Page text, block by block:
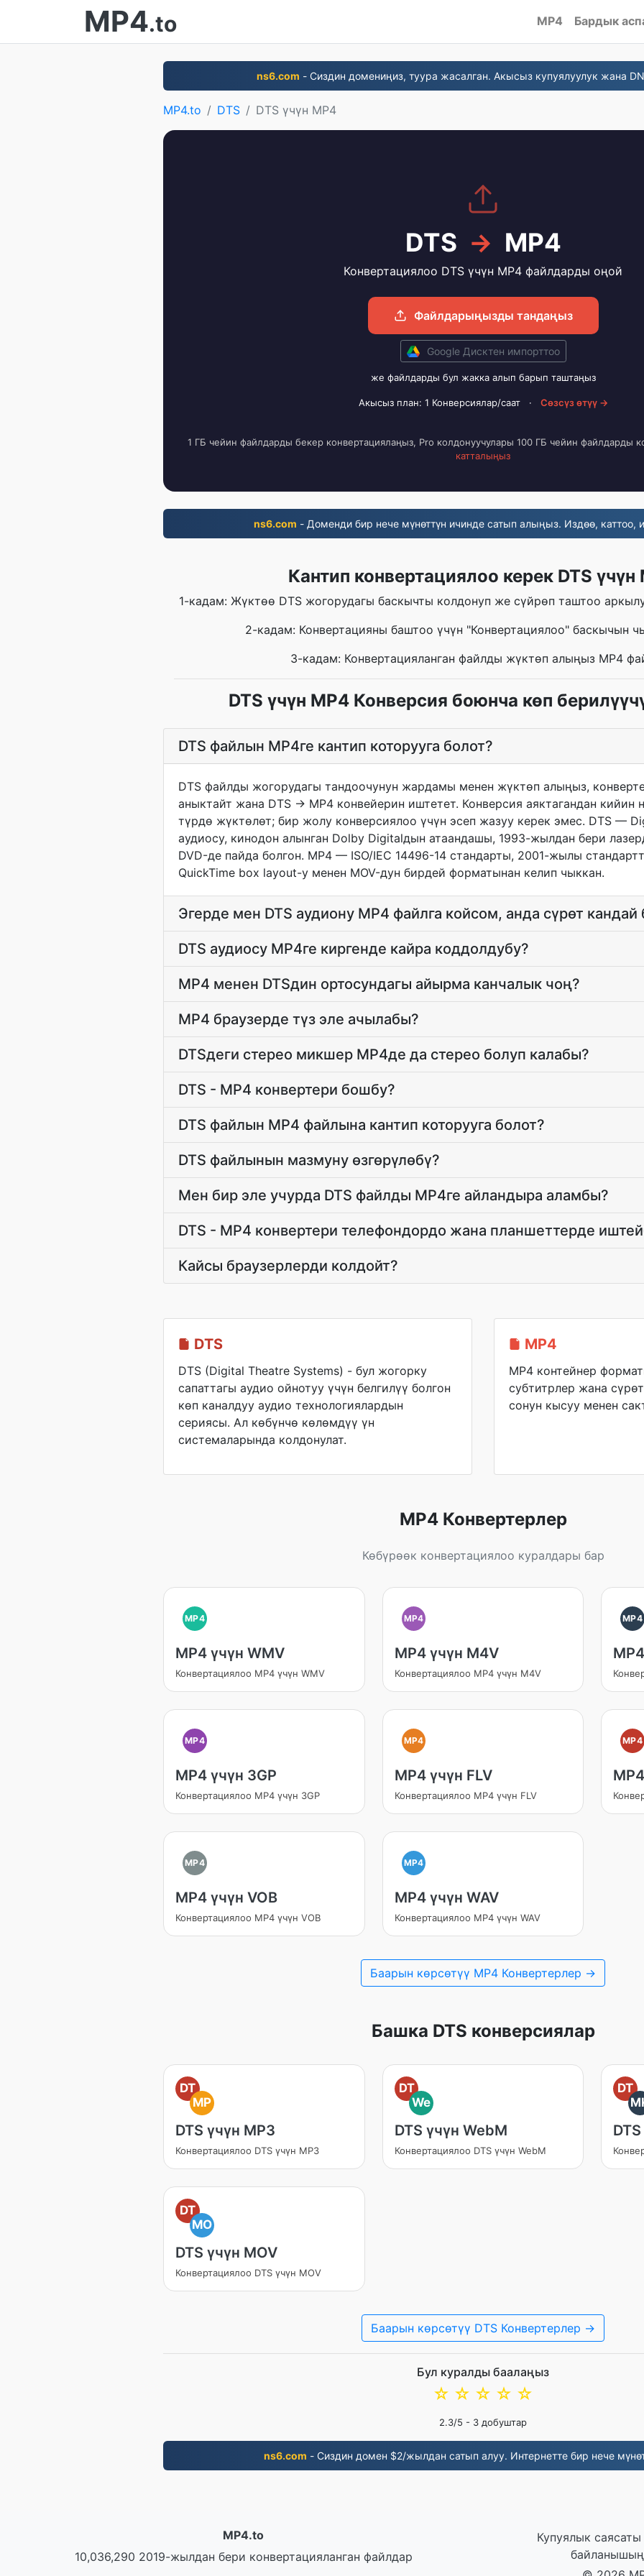
MP4.to MP4 Бардык
ns6.com - Сиздин домениңиз, туура жасалган. Акысыз купуялуулук жана
MP4.to DTS DTS үчүн MP4
DTS → MP4
Конвертациялоо DTS үчүн MP4 файлдарды оңой
Файлдарыңызды тандаңыз
Google Дисктен импорттоо
же файлдарды бул жакка алып барып таштаңыз
Акысыз план: 1 Конверсиялар/саат · Сөзсүз өтүү →
1 ГБ чейин файлдарды бекер конвертациялаңыз, Pro колдонуучулары 100 ГБ чейин файлдарды
катталыңыз
ns6.com - Доменди бир нече мүнөттүн ичинде сатып алыңыз. Издөө, каттоо,
Кантип конвертациялоо керек DTS үчүн
1-кадам: Жүктөө DTS жогорудагы баскычты колдонуп же сүйрөп таштоо
2-кадам: Конвертацияны баштоо үчүн "Конвертациялоо" баскычын
3-кадам: Конвертацияланган файлды жүктөп алыңыз MP4
DTS үчүн MP4 Конверсия боюнча көп
DTS файлын MP4ге кантип которууга болот?
DTS файлды жогорудагы тандоочунун жардамы менен жүктөп алыңыз,
аныктайт жана DTS → MP4 конвейерин иштетет. Конверсия аяктагандан кийин
түрдө жүктөлөт; бир жолу конверсиялоо үчүн эсеп жазуу керек эмес. DTS —
аудиосу, кинодон алынган Dolby Digitalдын атаандашы, 1993-жылдан бери
DVD-де пайда болгон. MP4 — ISO/IEC 14496-14 стандарты, 2001-жылы
QuickTime box layout-у менен MOV-дун бирдей форматынан келип чыккан.
Эгерде мен DTS аудиону MP4 файлга койсом, анда сүрөт кандай
DTS аудиосу MP4ге киргенде кайра коддолдубу?
MP4 менен DTSдин ортосундагы айырма канчалык чоң?
MP4 браузерде түз эле ачылабы?
DTSдеги стерео микшер MP4де да стерео болуп калабы?
DTS - MP4 конвертери бошбу?
DTS файлын MP4 файлына кантип которууга болот?
DTS файлынын мазмуну өзгөрүлөбү?
Мен бир эле учурда DTS файлды MP4ге айландыра аламбы?
DTS - MP4 конвертери телефондордо жана планшеттерде
Кайсы браузерлерди колдойт?
DTS
DTS (Digital Theatre Systems) - бул жогорку
сапаттагы аудио ойнотуу үчүн белгилүү болгон
көп каналдуу аудио технологиялардын
сериясы. Ал көбүнчө көлөмдүү үн
системаларында колдонулат.
MP4
MP4 контейнер
субтитрлер жана
сонун кысуу менен
MP4 Конвертерлер
Көбүрөөк конвертациялоо куралдары бар
MP4
MP4 үчүн WMV
Конвертациялоо MP4 үчүн WMV
MP4
MP4 үчүн M4V
Конвертациялоо MP4 үчүн M4V
MP4
MP4
MP4 үчүн 3GP
Конвертациялоо MP4 үчүн 3GP
MP4
MP4 үчүн FLV
Конвертациялоо MP4 үчүн FLV
MP4
MP4
MP4 үчүн VOB
Конвертациялоо MP4 үчүн VOB
MP4
MP4 үчүн WAV
Конвертациялоо MP4 үчүн WAV
Баарын көрсөтүү MP4 Конвертерлер →
Башка DTS конверсиялар
DT
MP
DTS үчүн MP3
Конвертациялоо DTS үчүн MP3
DT
We
DTS үчүн WebM
Конвертациялоо DTS үчүн WebM
DT
DT
MO
DTS үчүн MOV
Конвертациялоо DTS үчүн MOV
Баарын көрсөтүү DTS Конвертерлер →
Бул куралды баалаңыз
☆
☆
☆
☆
☆
2.3/5 - 3 добуштар
ns6.com - Сиздин домен $2/жылдан сатып алуу. Интернетте бир нече
MP4.to
10,036,290 2019-жылдан бери конвертацияланган файлдар
Купуялык саясаты